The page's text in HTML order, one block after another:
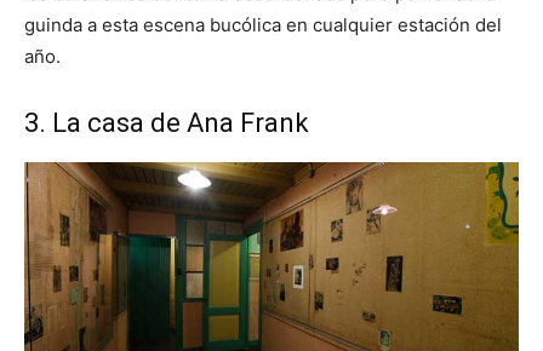
guinda a esta escena bucólica en cualquier estación del
año.
3. La casa de Ana Frank